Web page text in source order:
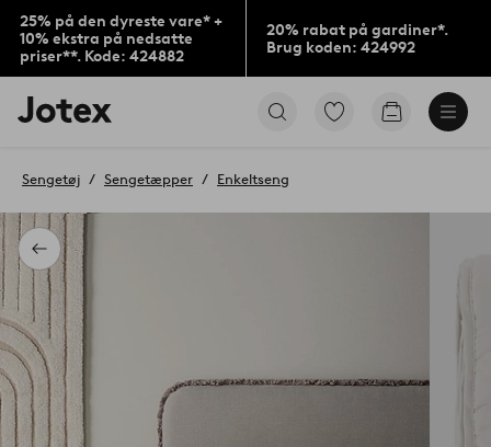
25% på den dyreste vare* +
10% ekstra på nedsatte
priser**. Kode: 424882
20% rabat på gardiner*.
Brug koden: 424992
Jotex
logo
til
Gå
Gå
Tilbage
Sengetøj Sengetæpper Enkeltseng